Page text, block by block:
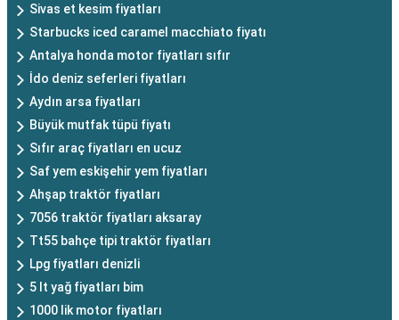
Sivas et kesim fiyatları
Starbucks iced caramel macchiato fiyatı
Antalya honda motor fiyatları sıfır
İdo deniz seferleri fiyatları
Aydın arsa fiyatları
Büyük mutfak tüpü fiyatı
Sıfır araç fiyatları en ucuz
Saf yem eskişehir yem fiyatları
Ahşap traktör fiyatları
7056 traktör fiyatları aksaray
Tt55 bahçe tipi traktör fiyatları
Lpg fiyatları denizli
5 lt yağ fiyatları bim
1000 lik motor fiyatları